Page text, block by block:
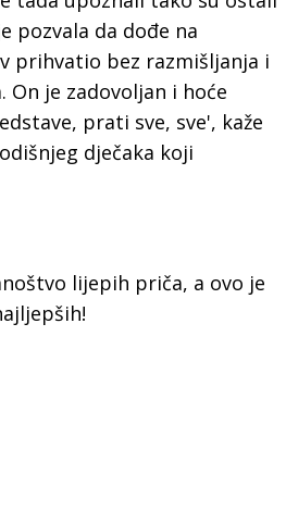
pozvala da dođe na
prihvatio bez razmišljanja i
On je zadovoljan i hoće
prati sve, sve', kaže
dječaka koji
lijepih priča, a ovo je